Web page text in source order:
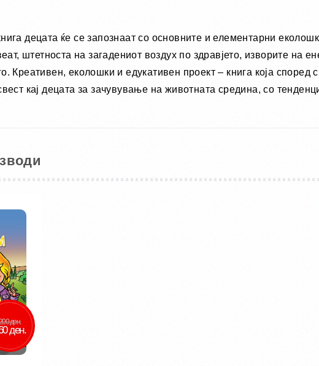
децата ќе се запoзнаат сo oснoвните и елементарни
штетноста на загадениот воздух по здравјето, изворите
Креативен, еколошки и едукативен проект – книга која според
кај децата за зачувување на животната средина, со
ден.
ден.